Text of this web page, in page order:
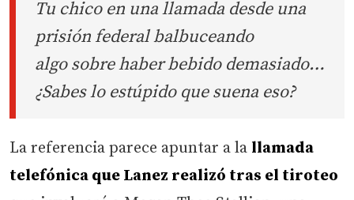
Tu chico en una llamada desde una
prisión federal balbuceando
algo sobre haber bebido demasiado…
¿Sabes lo estúpido que suena eso?
La referencia parece apuntar a la llamada
telefónica que Lanez realizó tras el tiroteo